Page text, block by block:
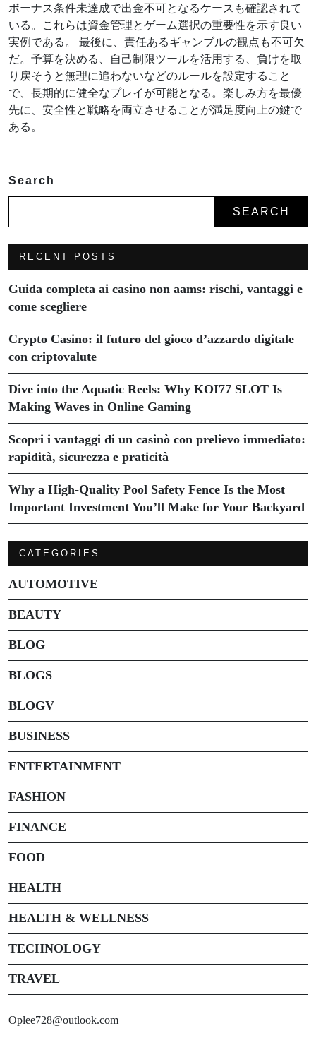
ボーナス条件未達成で出金不可となるケースも確認されて
いる。これらは資金管理とゲーム選択の重要性を示す良い
実例である。 最後に、責任あるギャンブルの観点も不可欠
だ。予算を決める、自己制限ツールを活用する、負けを取
り戻そうと無理に追わないなどのルールを設定すること
で、長期的に健全なプレイが可能となる。楽しみ方を最優
先に、安全性と戦略を両立させることが満足度向上の鍵で
ある。
Search
SEARCH
RECENT POSTS
Guida completa ai casino non aams: rischi, vantaggi e
come scegliere
Crypto Casino: il futuro del gioco d’azzardo digitale
con criptovalute
Dive into the Aquatic Reels: Why KOI77 SLOT Is
Making Waves in Online Gaming
Scopri i vantaggi di un casinò con prelievo immediato:
rapidità, sicurezza e praticità
Why a High-Quality Pool Safety Fence Is the Most
Important Investment You’ll Make for Your Backyard
CATEGORIES
AUTOMOTIVE
BEAUTY
BLOG
BLOGS
BLOGV
BUSINESS
ENTERTAINMENT
FASHION
FINANCE
FOOD
HEALTH
HEALTH & WELLNESS
TECHNOLOGY
TRAVEL
Oplee728@outlook.com